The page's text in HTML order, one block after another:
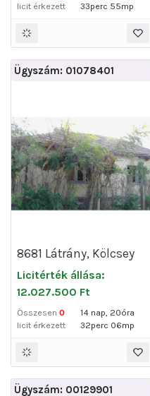
licit érkezett
33perc 55mp
Ügyszám: 01078401
8681 Látrány, Kölcsey
utca 5
Licitérték állása:
12.027.500 Ft
Összesen 0
licit érkezett
14 nap, 20óra
32perc 06mp
Ügyszám: 00129901